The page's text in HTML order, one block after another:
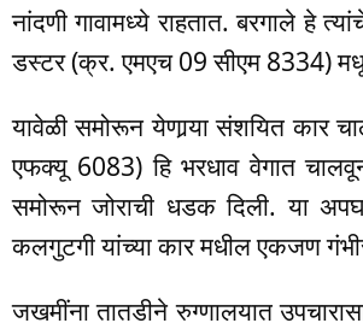
नांदणी गावामध्ये राहतात. बरगाले हे
डस्टर (क्र. एमएच 09 सीएम 8334) मधून
यावेळी समोरून येणार्‍या संशयित कार
एफक्यू 6083) हि भरधाव वेगात
समोरून जोराची धडक दिली. या
कलगुटगी यांच्या कार मधील एकजण
जखमींना तातडीने रुग्णालयात